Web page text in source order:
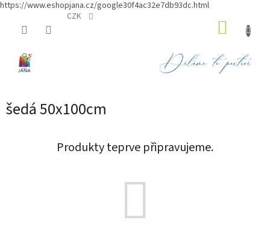
https://www.eshopjana.cz/google30f4ac32e7db93dc.html
CZK
šedá 50x100cm
Produkty teprve připravujeme.